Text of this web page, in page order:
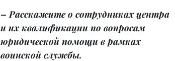
– Расскажите о сотрудниках центра
и их квалификации по вопросам
юридической помощи в рамках
воинской службы.